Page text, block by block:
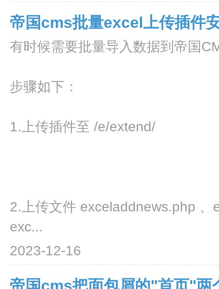
帝国cms批量excel上传插件
有时候需要批量导入数据到帝国
步骤如下：
1.上传插件至 /e/extend/
2.上传文件 exceladdnews.php
exc...
2023-12-16